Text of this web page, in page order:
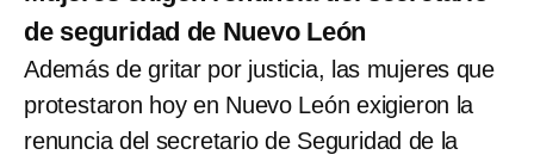
de seguridad de Nuevo León
Además de gritar por justicia, las mujeres que
protestaron hoy en Nuevo León exigieron la
renuncia del secretario de Seguridad de la